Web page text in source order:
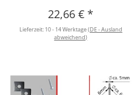
22,66 €*
Lieferzeit: 10 - 14 Werktage(DE - Ausland
abweichend)